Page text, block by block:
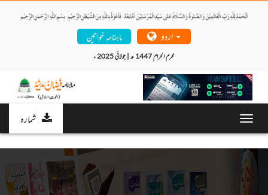
ماہنامہ خواتین
محرم الحرام 1447 ھ | جولائی 2025 ء
شمارہ